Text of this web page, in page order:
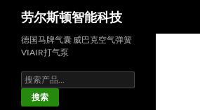
劳尔斯顿智能科技
德国马牌气囊 威巴克空气弹簧
VIAIR打气泵
搜
索：
搜索